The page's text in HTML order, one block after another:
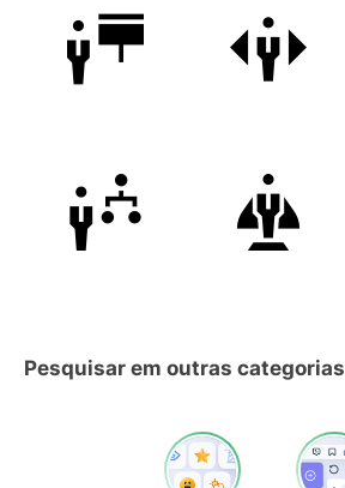
Pesquisar em outras categorias